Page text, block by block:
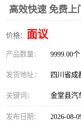
高效快速 免费上
价格： 面议
产品数量： 9999.00个
发货地址： 四川省成
关键词： 金堂县汽
发布日期： 2026-08-